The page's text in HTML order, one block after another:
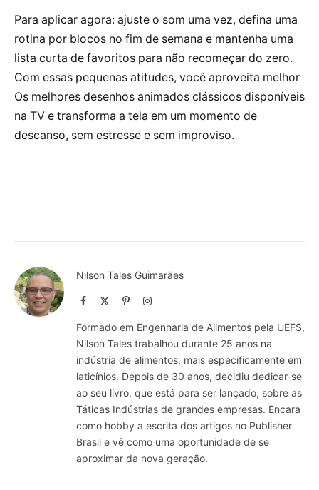
Para aplicar agora: ajuste o som uma vez, defina uma
rotina por blocos no fim de semana e mantenha uma
lista curta de favoritos para não recomeçar do zero.
Com essas pequenas atitudes, você aproveita melhor
Os melhores desenhos animados clássicos disponíveis
na TV e transforma a tela em um momento de
descanso, sem estresse e sem improviso.
Nilson Tales Guimarães
Facebook PinterestInstagram
Formado em Engenharia de Alimentos pela UEFS,
Nilson Tales trabalhou durante 25 anos na
indústria de alimentos, mais especificamente em
laticínios. Depois de 30 anos, decidiu dedicar-se
ao seu livro, que está para ser lançado, sobre as
Táticas Indústrias de grandes empresas. Encara
como hobby a escrita dos artigos no Publisher
Brasil e vê como uma oportunidade de se
aproximar da nova geração.